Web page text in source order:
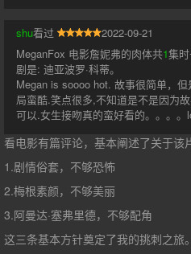
shu看过
2022-09-21
MeganFox 电影詹妮弗的肉体共1集
剧是: 迪亚波罗·科蒂。
Megan is soooo hot. 故事很简单，
局蛮酷.笑点很多,不知道是不是因为
可以.女生接吻真的蛮好看的。。。。
看电影有篇评论，基本阐述了关于该
1.剧情俗套，不够恐怖
2.梅根素颜，不够美丽
3.阿曼达·塞弗里德，不够配角
这三条基本方针奠定了我的挑刺之旅。